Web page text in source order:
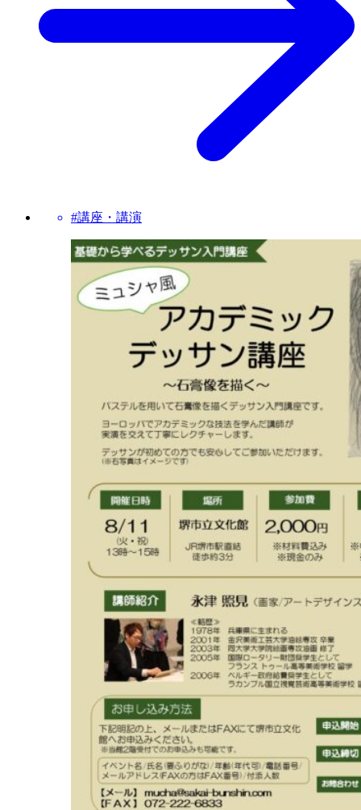
#講座・講演